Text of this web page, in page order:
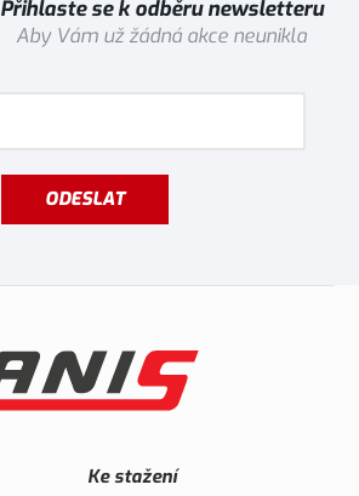
Přihlaste se k odběru newsletteru
Aby Vám už žádná akce neunikla
ODESLAT
Ke stažení